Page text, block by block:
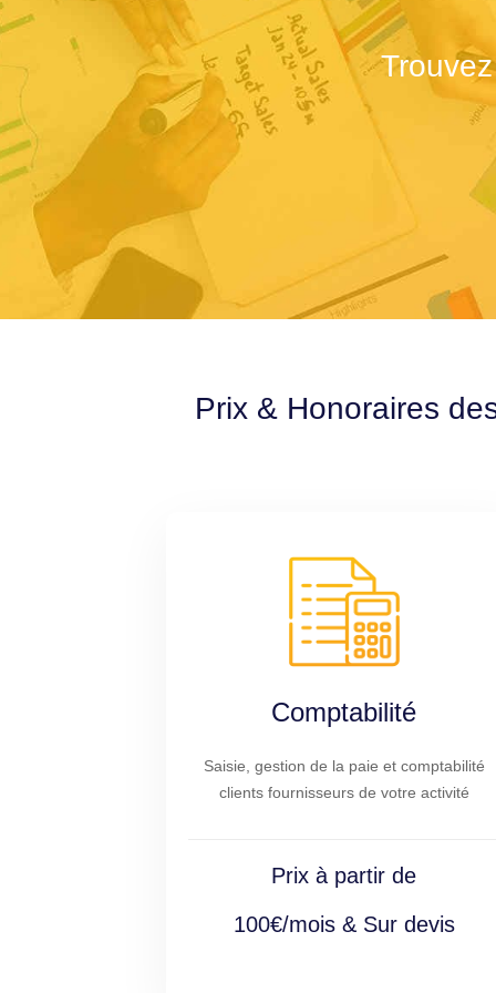
Prix & Honoraires
Comptabilité
Saisie, gestion de la paie et comptabilité
clients fournisseurs de votre activité
Prix à partir de
100€/mois & Sur devis